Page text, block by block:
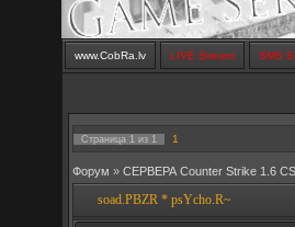
www.CobRa.lv LIVE Stream SMS
Страница 1 из 1 1
Форум » СЕРВЕРА Counter Strike 1.6
soad.PBZR * psYcho.R~